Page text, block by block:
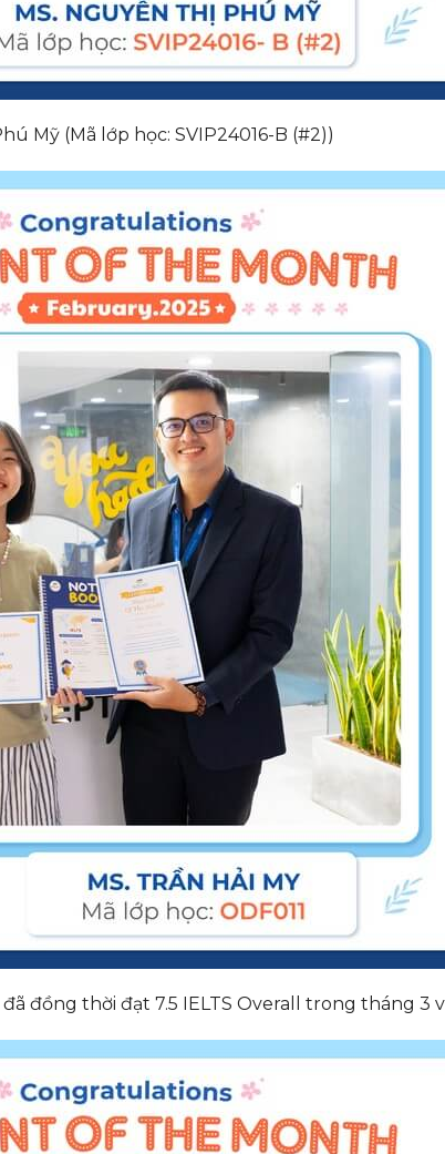
Mỹ (Mã lớp học: SVIP24016-B (#2))
đã đồng thời đạt 7.5 IELTS Overall trong tháng 3